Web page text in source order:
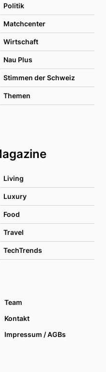
Politik
Matchcenter
Wirtschaft
Nau Plus
Stimmen der Schweiz
Themen
Living
Luxury
Food
Travel
TechTrends
Team
Kontakt
Impressum / AGBs